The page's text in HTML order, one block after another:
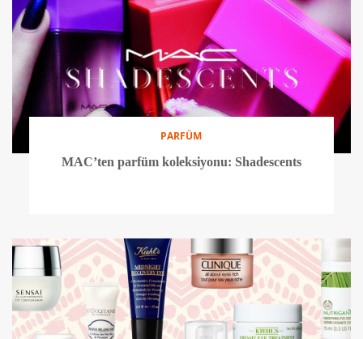
PARFÜM
MAC’ten parfüm koleksiyonu: Shadescents